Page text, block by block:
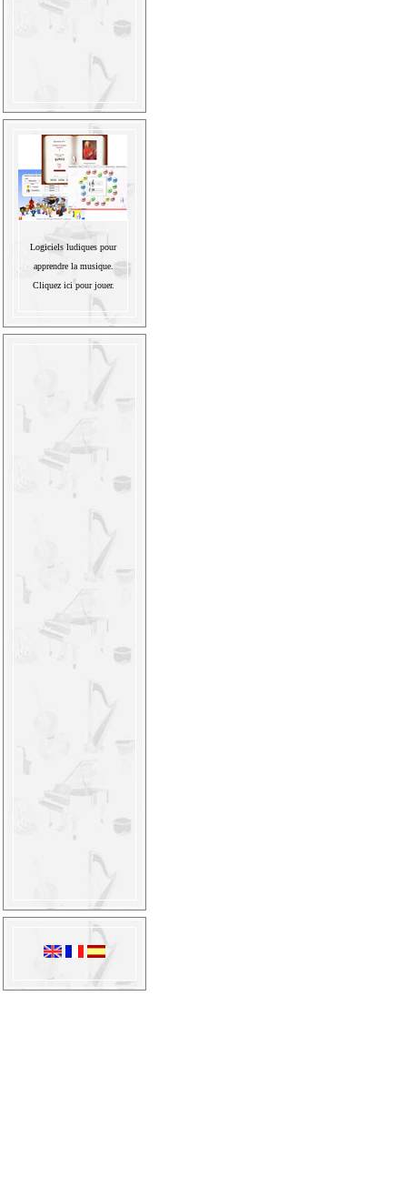
Logiciels ludiques pour
apprendre la musique.
Cliquez ici pour jouer.